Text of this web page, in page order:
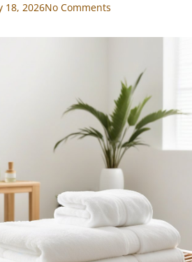
18, 2026No Comments